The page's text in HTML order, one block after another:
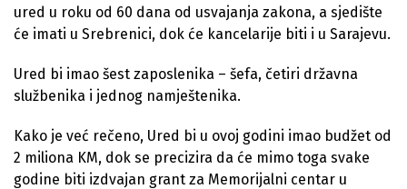
ured u roku od 60 dana od usvajanja zakona, a sjedište
će imati u Srebrenici, dok će kancelarije biti i u Sarajevu.
Ured bi imao šest zaposlenika – šefa, četiri državna
službenika i jednog namještenika.
Kako je već rečeno, Ured bi u ovoj godini imao budžet od
2 miliona KM, dok se precizira da će mimo toga svake
godine biti izdvajan grant za Memorijalni centar u